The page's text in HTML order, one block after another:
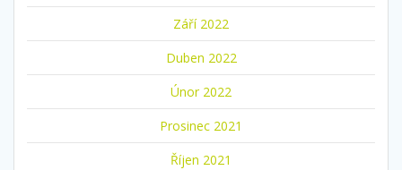
Září 2022
Duben 2022
Únor 2022
Prosinec 2021
Říjen 2021